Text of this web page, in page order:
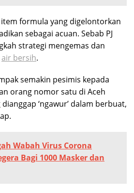
formula yang digelontorkan
sebagai acuan. Sebab PJ
strategi mengemas dan
air bersih.
semakin pesimis kepada
orang nomor satu di Aceh
‘ngawur’ dalam berbuat,
Wabah Virus Corona
Bagi 1000 Masker dan